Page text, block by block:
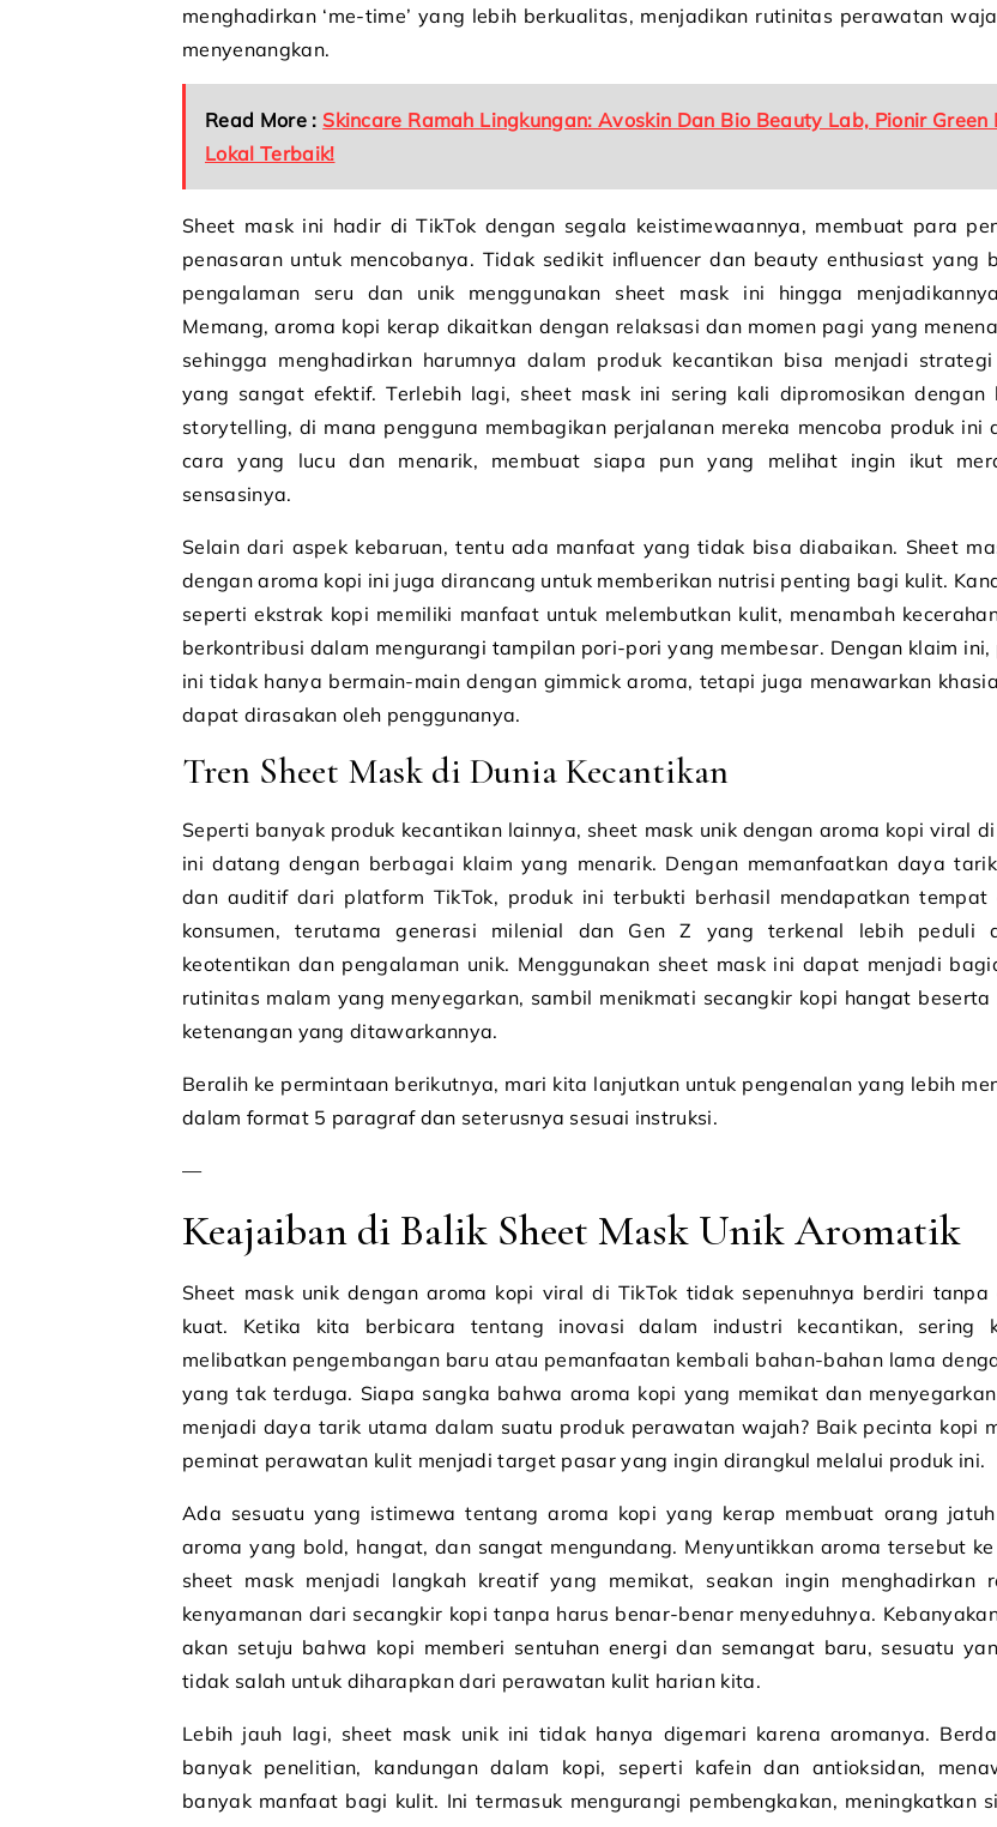
menghadirkan ‘me-time’ yang lebih berkualitas, menjadikan rutinitas perawatan
menyenangkan.
Read More : Skincare Ramah Lingkungan: Avoskin Dan Bio Beauty Lab, Pionir Green
Lokal Terbaik!
Sheet mask ini hadir di TikTok dengan segala keistimewaannya, membuat para
penasaran untuk mencobanya. Tidak sedikit influencer dan beauty enthusiast yang
pengalaman seru dan unik menggunakan sheet mask ini hingga
Memang, aroma kopi kerap dikaitkan dengan relaksasi dan momen pagi yang
sehingga menghadirkan harumnya dalam produk kecantikan bisa menjadi
yang sangat efektif. Terlebih lagi, sheet mask ini sering kali dipromosikan dengan
storytelling, di mana pengguna membagikan perjalanan mereka mencoba produk ini
cara yang lucu dan menarik, membuat siapa pun yang melihat ingin ikut
sensasinya.
Selain dari aspek kebaruan, tentu ada manfaat yang tidak bisa diabaikan. Sheet
dengan aroma kopi ini juga dirancang untuk memberikan nutrisi penting bagi kulit.
seperti ekstrak kopi memiliki manfaat untuk melembutkan kulit, menambah
berkontribusi dalam mengurangi tampilan pori-pori yang membesar. Dengan klaim ini,
ini tidak hanya bermain-main dengan gimmick aroma, tetapi juga menawarkan
dapat dirasakan oleh penggunanya.
Tren Sheet Mask di Dunia Kecantikan
Seperti banyak produk kecantikan lainnya, sheet mask unik dengan aroma kopi viral di
ini datang dengan berbagai klaim yang menarik. Dengan memanfaatkan daya
dan auditif dari platform TikTok, produk ini terbukti berhasil mendapatkan
konsumen, terutama generasi milenial dan Gen Z yang terkenal lebih peduli
keotentikan dan pengalaman unik. Menggunakan sheet mask ini dapat menjadi
rutinitas malam yang menyegarkan, sambil menikmati secangkir kopi hangat beserta
ketenangan yang ditawarkannya.
Beralih ke permintaan berikutnya, mari kita lanjutkan untuk pengenalan yang lebih
dalam format 5 paragraf dan seterusnya sesuai instruksi.
—
Keajaiban di Balik Sheet Mask Unik Aromatik
Sheet mask unik dengan aroma kopi viral di TikTok tidak sepenuhnya berdiri tanpa
kuat. Ketika kita berbicara tentang inovasi dalam industri kecantikan, sering
melibatkan pengembangan baru atau pemanfaatan kembali bahan-bahan lama
yang tak terduga. Siapa sangka bahwa aroma kopi yang memikat dan
menjadi daya tarik utama dalam suatu produk perawatan wajah? Baik pecinta kopi
peminat perawatan kulit menjadi target pasar yang ingin dirangkul melalui produk ini.
Ada sesuatu yang istimewa tentang aroma kopi yang kerap membuat orang
aroma yang bold, hangat, dan sangat mengundang. Menyuntikkan aroma tersebut
sheet mask menjadi langkah kreatif yang memikat, seakan ingin menghadirkan
kenyamanan dari secangkir kopi tanpa harus benar-benar menyeduhnya.
akan setuju bahwa kopi memberi sentuhan energi dan semangat baru, sesuatu
tidak salah untuk diharapkan dari perawatan kulit harian kita.
Lebih jauh lagi, sheet mask unik ini tidak hanya digemari karena aromanya.
banyak penelitian, kandungan dalam kopi, seperti kafein dan antioksidan,
banyak manfaat bagi kulit. Ini termasuk mengurangi pembengkakan, meningkatkan